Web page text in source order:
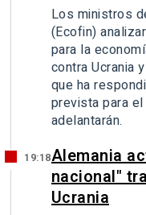
Los ministros
(Ecofin)
para la
contra Ucrania
que ha
prevista para
adelantarán.
19:18Alemania
nacional"
Ucrania